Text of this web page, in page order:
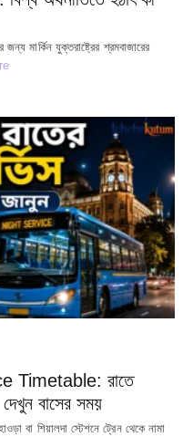
মার্কিন যুক্তরাষ্ট্রের শ্রমবাজারের
Timetable: রাতে
বাসের সময়
বা শিয়ালদা স্টেশনে ট্রেন থেকে নামা